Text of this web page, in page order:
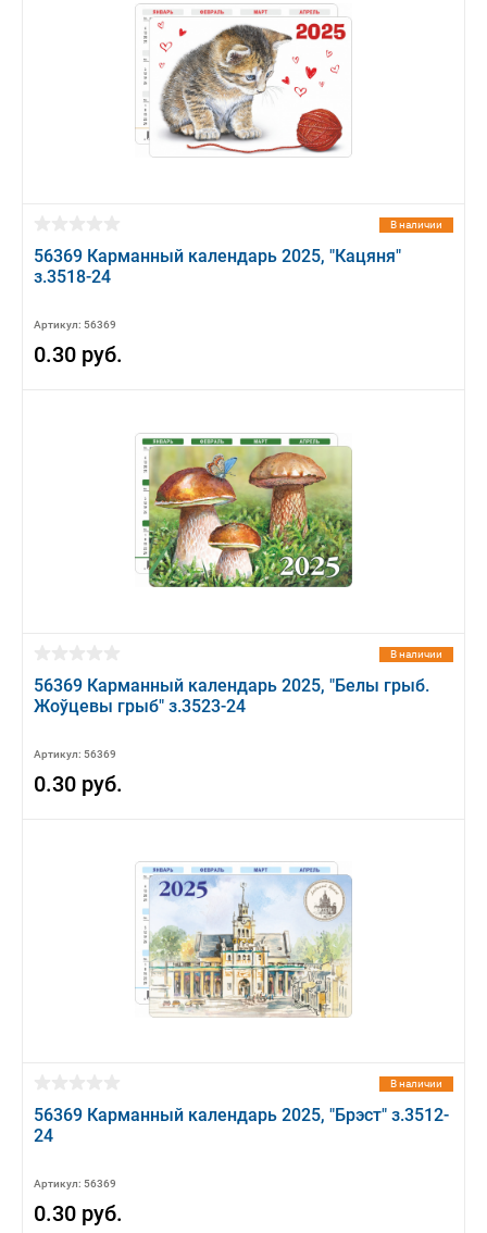
В наличии
56369 Карманный календарь 2025, "Кацяня"
з.3518-24
Артикул: 56369
0.30 руб.
В наличии
56369 Карманный календарь 2025, "Белы грыб.
Жоўцевы грыб" з.3523-24
Артикул: 56369
0.30 руб.
В наличии
56369 Карманный календарь 2025, "Брэст" з.3512-
24
Артикул: 56369
0.30 руб.